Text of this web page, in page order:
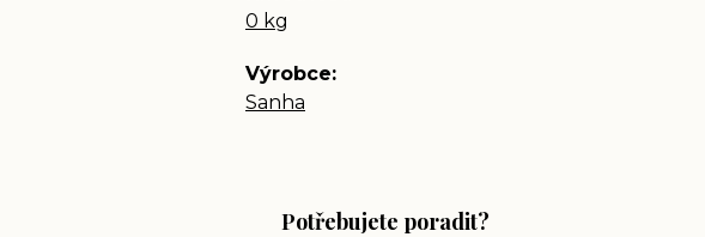
0 kg
Výrobce
Sanha
Potřebujete poradit?